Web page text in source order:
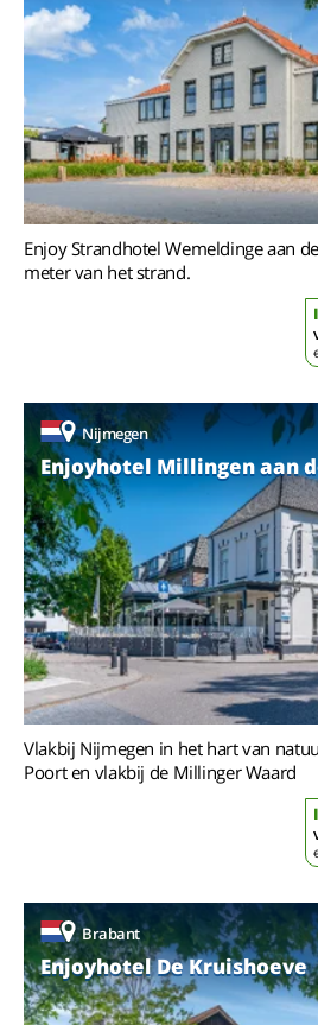
Enjoy Strandhotel Wemeldinge aan
meter van het strand.
Nijmegen
Enjoyhotel Millingen aan
Vlakbij Nijmegen in het hart van
Poort en vlakbij de Millinger Waard
Brabant
Enjoyhotel De Kruishoeve